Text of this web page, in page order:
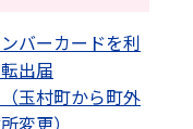
バーカードを利
出届
玉村町から町外